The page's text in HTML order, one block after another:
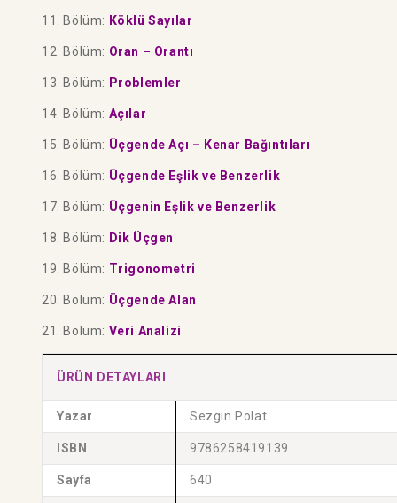
11. Bölüm: Köklü Sayılar
12. Bölüm: Oran – Orantı
13. Bölüm: Problemler
14. Bölüm: Açılar
15. Bölüm: Üçgende Açı – Kenar Bağıntıları
16. Bölüm: Üçgende Eşlik ve Benzerlik
17. Bölüm: Üçgenin Eşlik ve Benzerlik
18. Bölüm: Dik Üçgen
19. Bölüm: Trigonometri
20. Bölüm: Üçgende Alan
21. Bölüm: Veri Analizi
ÜRÜN DETAYLARI
Yazar Sezgin Polat
ISBN 9786258419139
Sayfa 640